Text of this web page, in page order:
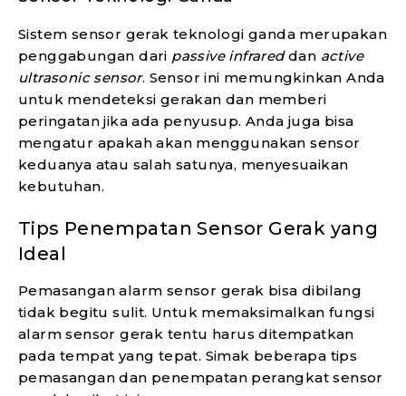
Sistem sensor gerak teknologi ganda merupakan
penggabungan dari passive infrareddan active
ultrasonic sensor. Sensor ini memungkinkan Anda
untuk mendeteksi gerakan dan memberi
peringatan jika ada penyusup. Anda juga bisa
mengatur apakah akan menggunakan sensor
keduanya atau salah satunya, menyesuaikan
kebutuhan.
Tips Penempatan Sensor Gerak yang
Ideal
Pemasangan alarm sensor gerak bisa dibilang
tidak begitu sulit. Untuk memaksimalkan fungsi
alarm sensor gerak tentu harus ditempatkan
pada tempat yang tepat. Simak beberapa tips
pemasangan dan penempatan perangkat sensor